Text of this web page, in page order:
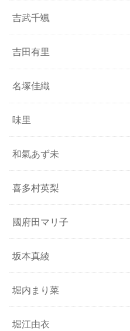
吉武千颯
吉田有里
名塚佳織
味里
和氣あず未
喜多村英梨
國府田マリ子
坂本真綾
堀内まり菜
堀江由衣